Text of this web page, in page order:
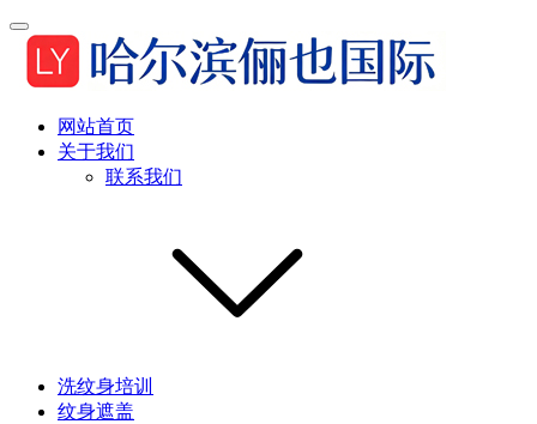
网站首页
关于我们
联系我们
洗纹身培训
纹身遮盖